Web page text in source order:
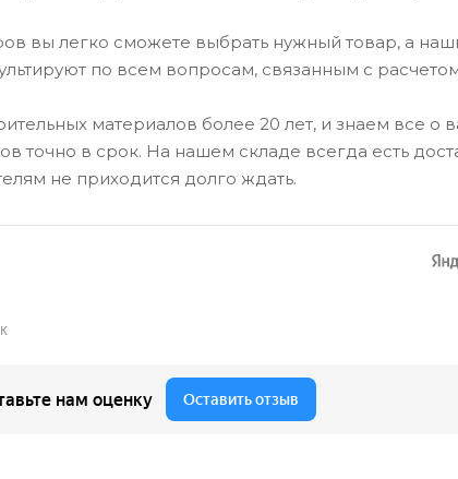
вы легко сможете выбрать нужный товар, а
по всем вопросам, связанным с
материалов более 20 лет, и знаем все о
точно в срок. На нашем складе всегда есть
не приходится долго ждать.